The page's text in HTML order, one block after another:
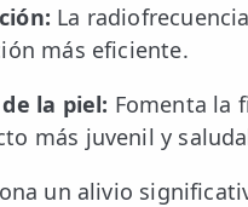
La
más eficiente.
la piel: Fomenta la
más juvenil y
un alivio